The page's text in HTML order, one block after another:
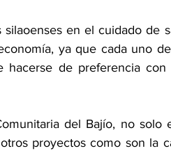
en el cuidado de
ya que cada uno
hacerse de preferencia
del Bajío, no solo
proyectos como son la